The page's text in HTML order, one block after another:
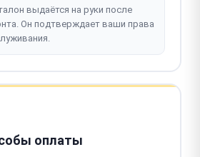
выдаётся на руки после
Он подтверждает ваши права
оплаты